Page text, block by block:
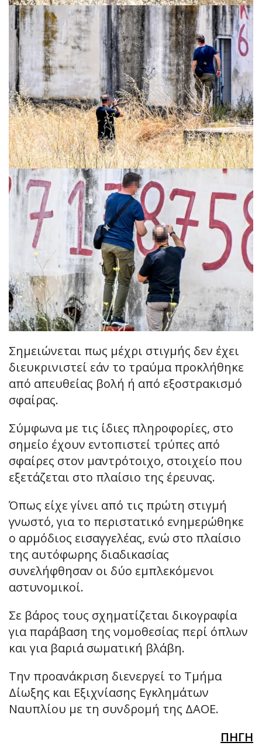
Σημειώνεται πως μέχρι στιγμής δεν έχει
διευκρινιστεί εάν το τραύμα προκλήθηκε
από απευθείας βολή ή από εξοστρακισμό
σφαίρας.
Σύμφωνα με τις ίδιες πληροφορίες, στο
σημείο έχουν εντοπιστεί τρύπες από
σφαίρες στον μαντρότοιχο, στοιχείο που
εξετάζεται στο πλαίσιο της έρευνας.
Όπως είχε γίνει από τις πρώτη στιγμή
γνωστό, για το περιστατικό ενημερώθηκε
ο αρμόδιος εισαγγελέας, ενώ στο πλαίσιο
της αυτόφωρης διαδικασίας
συνελήφθησαν οι δύο εμπλεκόμενοι
αστυνομικοί.
Σε βάρος τους σχηματίζεται δικογραφία
για παράβαση της νομοθεσίας περί όπλων
και για βαριά σωματική βλάβη.
Την προανάκριση διενεργεί το Τμήμα
Δίωξης και Εξιχνίασης Εγκλημάτων
Ναυπλίου με τη συνδρομή της ΔΑΟΕ.
ΠΗΓΗ